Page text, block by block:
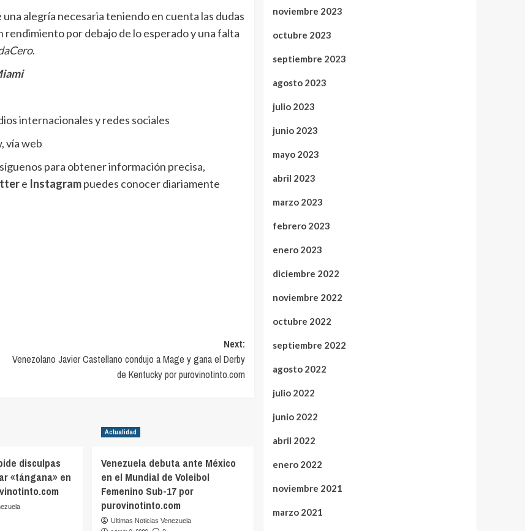
alegría necesariateniendo en cuenta las dudas
rendimiento por debajo de lo esperado y una falta
.
internacionales y redes sociales
vía web
para obtener información precisa,
e Instagrampuedes conocer diariamente
Next:
Venezolano Javier Castellano condujo a Mage y gana el Derby
de Kentucky por purovinotinto.com
disculpas
«tángana» en
Actualidad
Venezuela debuta ante México
en el Mundial de Voleibol
Femenino Sub-17 por
purovinotinto.com
Ultimas Noticias Venezuela
noviembre 2023
octubre 2023
septiembre 2023
agosto 2023
julio 2023
junio 2023
mayo 2023
abril 2023
marzo 2023
febrero 2023
enero 2023
diciembre 2022
noviembre 2022
octubre 2022
septiembre 2022
agosto 2022
julio 2022
junio 2022
abril 2022
enero 2022
noviembre 2021
marzo 2021